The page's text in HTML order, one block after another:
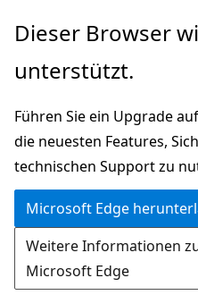
Zu
wechseln
Dieser Browser
unterstützt.
Führen Sie ein Upgrade
die neuesten Features,
technischen Support zu
Microsoft Edge
Weitere Informationen
Microsoft Edge